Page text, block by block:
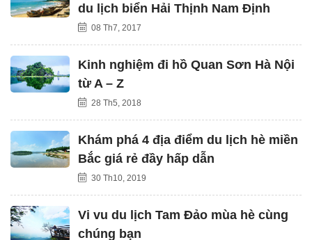
du lịch biển Hải Thịnh Nam Định
08 Th7, 2017
Kinh nghiệm đi hồ Quan Sơn Hà Nội
từ A – Z
28 Th5, 2018
Khám phá 4 địa điểm du lịch hè miền
Bắc giá rẻ đầy hấp dẫn
30 Th10, 2019
Vi vu du lịch Tam Đảo mùa hè cùng
chúng bạn